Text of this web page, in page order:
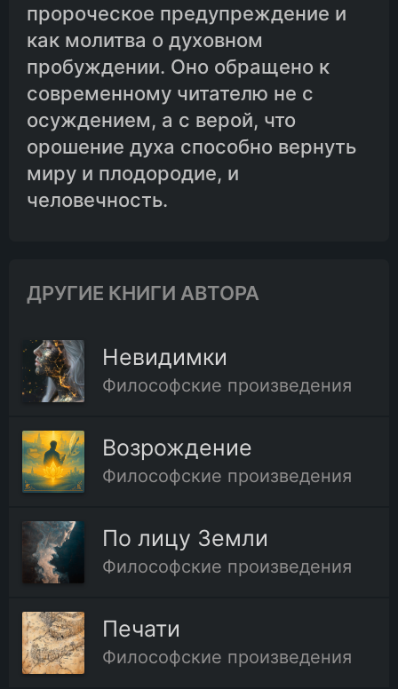
пророческое предупреждение и
как молитва о духовном
пробуждении. Оно обращено к
современному читателю не с
осуждением, а с верой, что
орошение духа способно вернуть
миру и плодородие, и
человечность.
ДРУГИЕ КНИГИ АВТОРА
Невидимки
Философские произведения
Возрождение
Философские произведения
По лицу Земли
Философские произведения
Печати
Философские произведения